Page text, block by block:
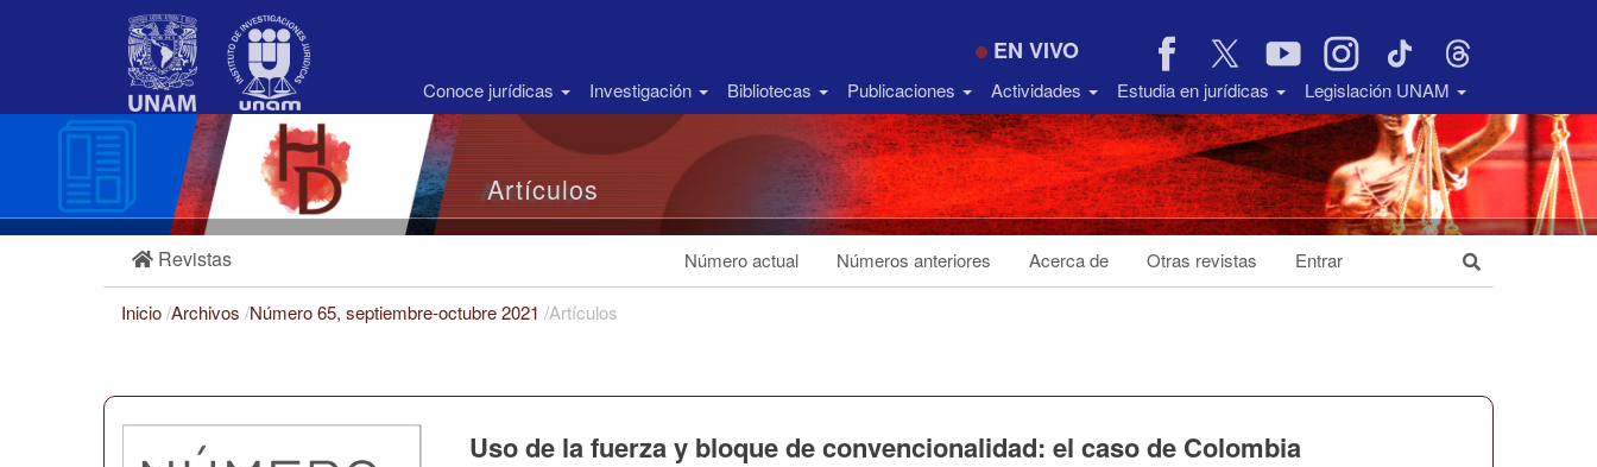
Barra
EN VIVO
Conoce jurídicas Investigación Bibliotecas Publicaciones Actividades Estudia en jurídicas Legislación UNAM
Artículos
Revistas Número actual Números anteriores Acerca de Otras revistas Entrar
Inicio/Archivos /Número 65, septiembre-octubre 2021 /Artículos
Uso de la fuerza y bloque de convencionalidad: el caso de Colombia